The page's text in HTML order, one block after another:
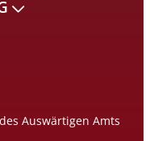
Auswärtigen Amts